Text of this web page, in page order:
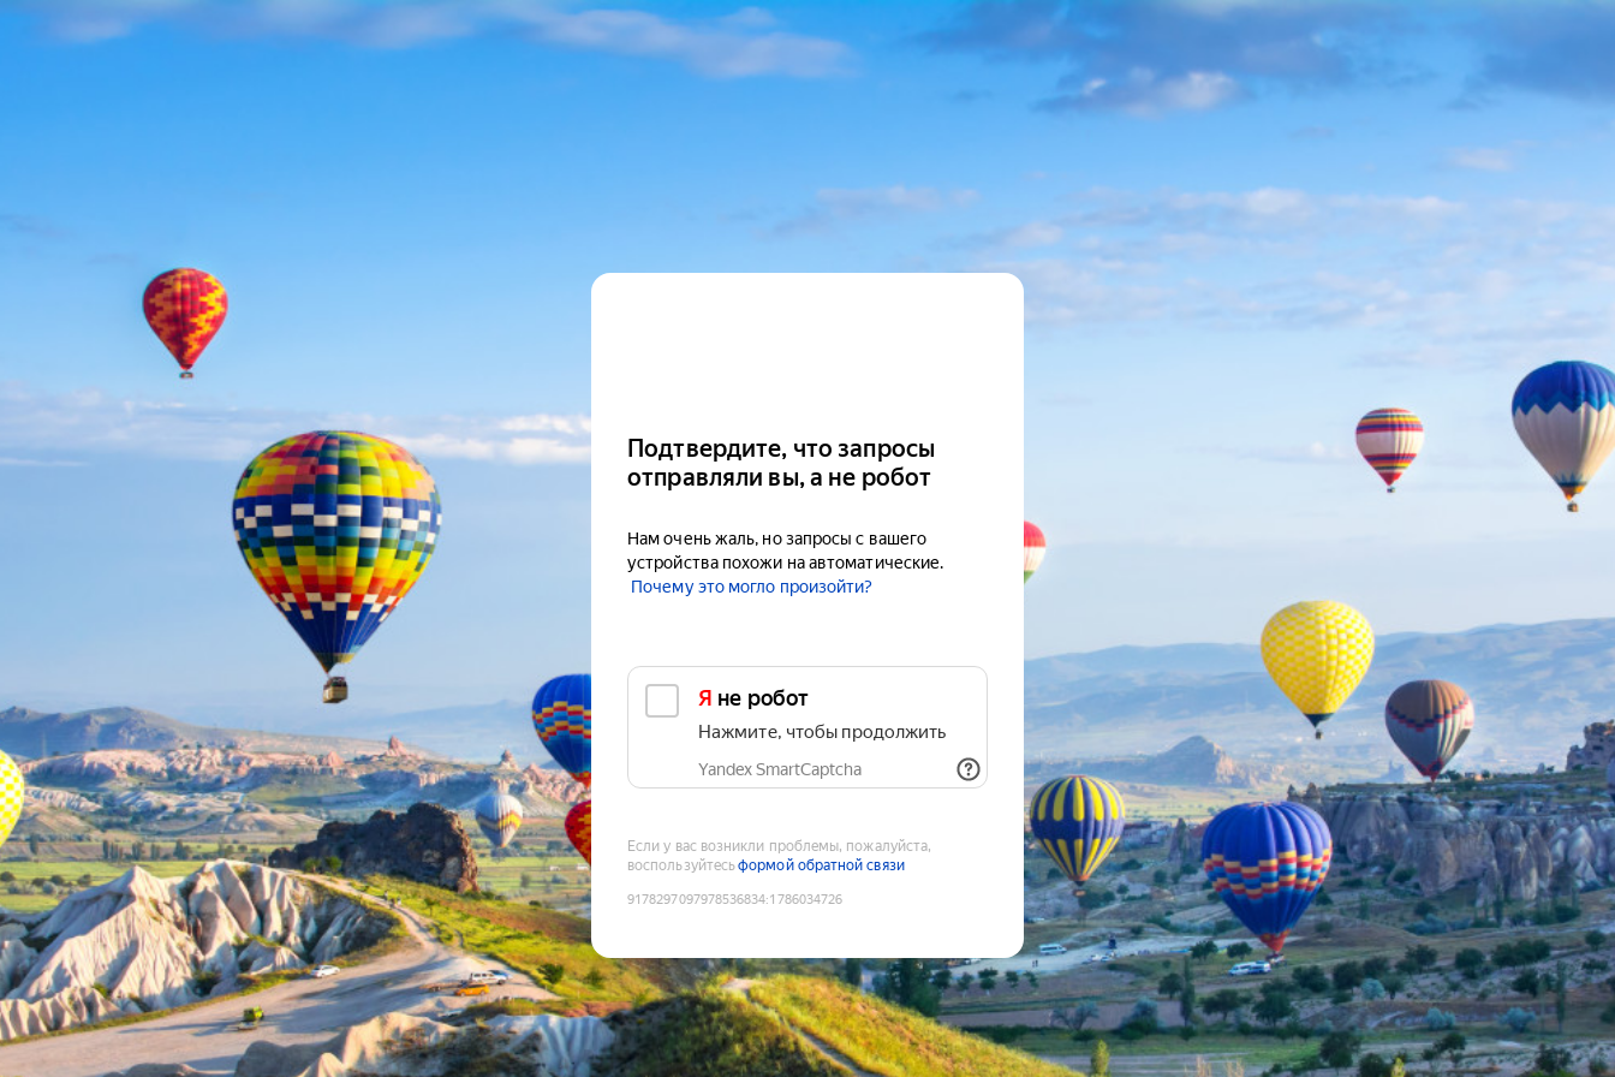
Подтвердите, что запросы
отправляли вы, а не робот
Нам очень жаль, но запросы с вашего
устройства похожи на автоматические.
Почему это могло произойти?
Я не робот
Нажмите, чтобы продолжить
Yandex SmartCaptcha
Если у вас возникли проблемы, пожалуйста,
воспользуйтесьформой обратной связи
9178297097978536834:1786034726